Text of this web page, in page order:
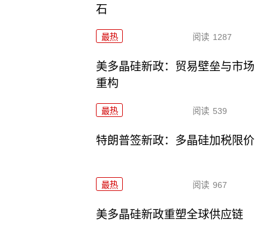
石
最热 阅读 1287
美多晶硅新政：贸易壁垒与市场
重构
最热 阅读 539
特朗普签新政：多晶硅加税限价
最热 阅读 967
美多晶硅新政重塑全球供应链